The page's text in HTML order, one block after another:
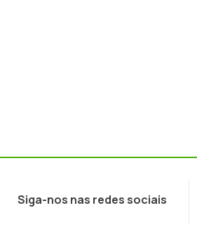
Siga-nos nas redes sociais